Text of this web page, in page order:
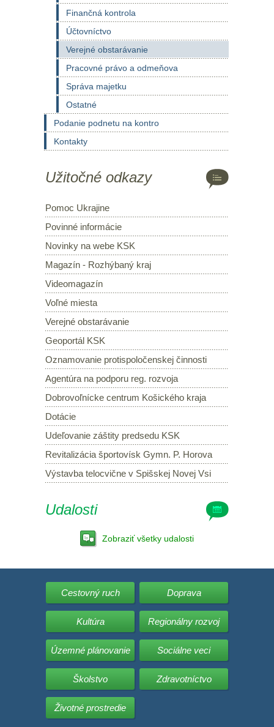
Finančná kontrola
Účtovníctvo
Verejné obstarávanie
Pracovné právo a odmeňova
Správa majetku
Ostatné
Podanie podnetu na kontro
Kontakty
Užitočné odkazy
Pomoc Ukrajine
Povinné informácie
Novinky na webe KSK
Magazín - Rozhýbaný kraj
Videomagazín
Voľné miesta
Verejné obstarávanie
Geoportál KSK
Oznamovanie protispoločenskej činnosti
Agentúra na podporu reg. rozvoja
Dobrovoľnícke centrum Košického kraja
Dotácie
Udeľovanie záštity predsedu KSK
Revitalizácia športovísk Gymn. P. Horova
Výstavba telocvične v Spišskej Novej Vsi
Udalosti
Zobraziť všetky udalosti
Cestovný ruch Doprava
Kultúra Regionálny rozvoj
Územné plánovanie Sociálne veci
Školstvo Zdravotníctvo
Životné prostredie